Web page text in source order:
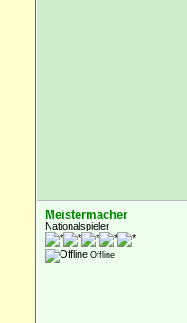
Meistermacher
Nationalspieler
Offline